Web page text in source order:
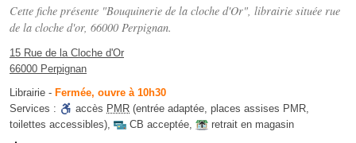
Cette fiche présente "Bouquinerie de la cloche d'Or", librairie située rue
de la cloche d'or, 66000 Perpignan.
15 Rue de la Cloche d'Or
66000 Perpignan
Librairie - Fermée, ouvre à 10h30
Services :
accès PMR (entrée adaptée, places assises PMR,
toilettes accessibles), CB acceptée, retrait en magasin